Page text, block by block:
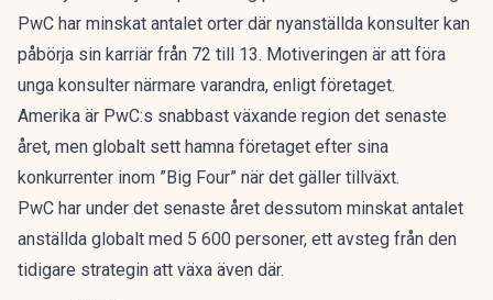
PwC har minskat antalet orter där nyanställda konsulter kan
påbörja sin karriär från 72 till 13. Motiveringen är att föra
unga konsulter närmare varandra, enligt företaget.
Amerika är PwC:s snabbast växande region det senaste
året, men globalt sett hamna företaget efter sina
konkurrenter inom ”Big Four” när det gäller tillväxt.
PwC har under det senaste året dessutom minskat antalet
anställda globalt med 5 600 personer, ett avsteg från den
tidigare strategin att växa även där.